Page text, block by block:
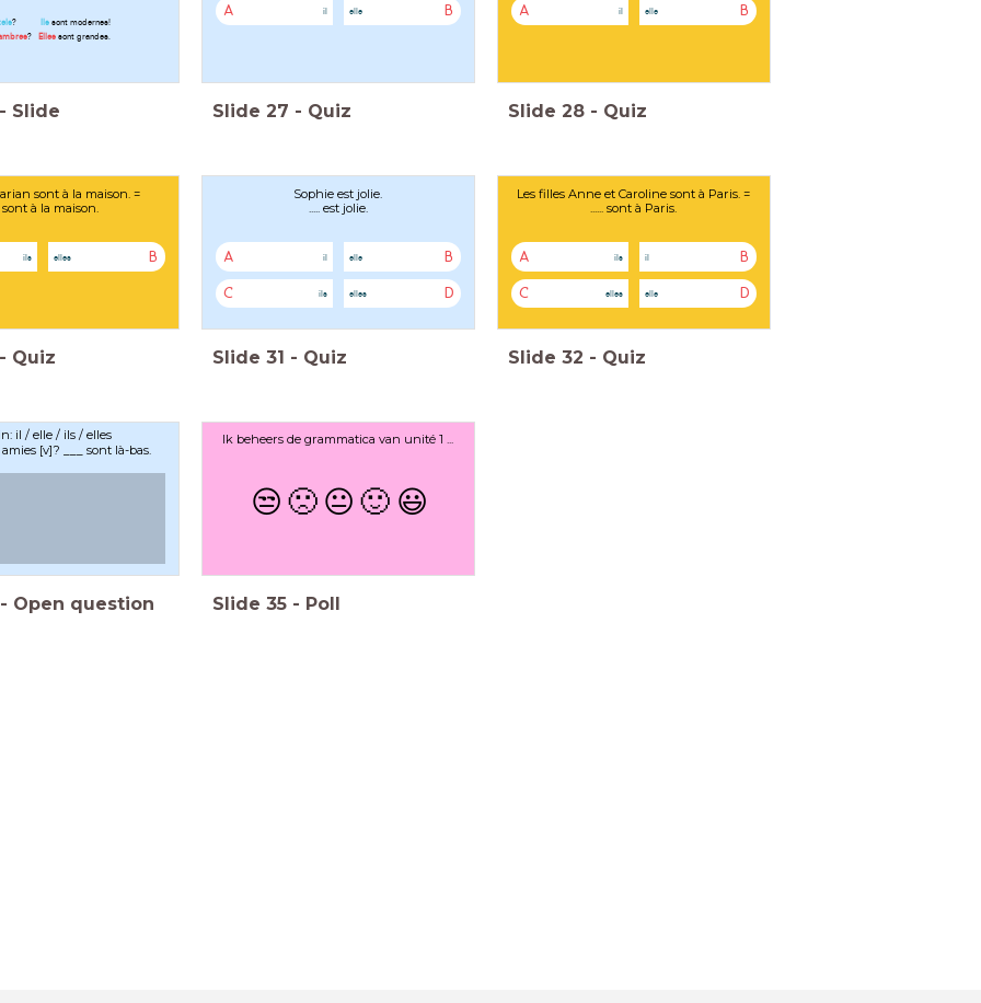
? Ils sont modernes!
? Elles sont grandes.
- Slide
A il B
elle
Slide 27 - Quiz
A il B
elle
Slide 28 - Quiz
sont à la maison. =
sont à la maison.
ils B
elles
- Quiz
Sophie est jolie.
..... est jolie.
A il B
elle
C ils D
elles
Slide 31 - Quiz
Les filles Anne et Caroline sont à Paris. =
...... sont à Paris.
A ils B
il
C elles D
elle
Slide 32 - Quiz
il / elle / ils / elles
[v]? ___ sont là-bas.
- Open question
Ik beheers de grammatica van unité 1 ...
😒 🙁 😐 🙂 😃
Slide 35 - Poll